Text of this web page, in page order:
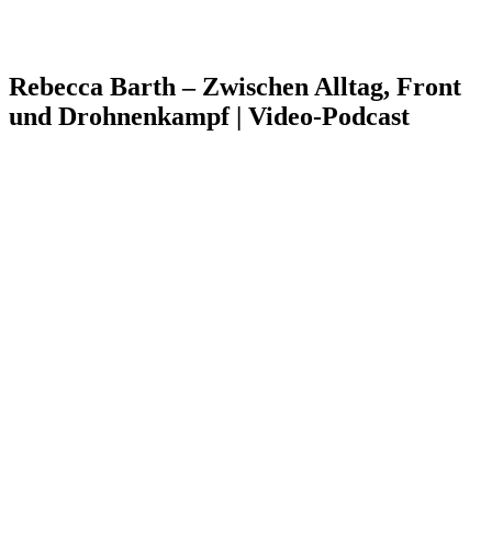
Rebecca Barth – Zwischen Alltag, Front
und Drohnenkampf | Video-Podcast